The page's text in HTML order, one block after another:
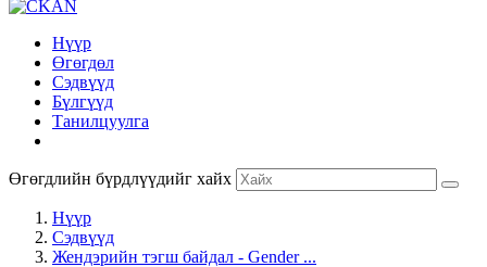
Нүүр
Өгөгдөл
Сэдвүүд
Бүлгүүд
Танилцуулга
Өгөгдлийн бүрдлүүдийг хайх
Нүүр
Сэдвүүд
Жендэрийн тэгш байдал - Gender ...